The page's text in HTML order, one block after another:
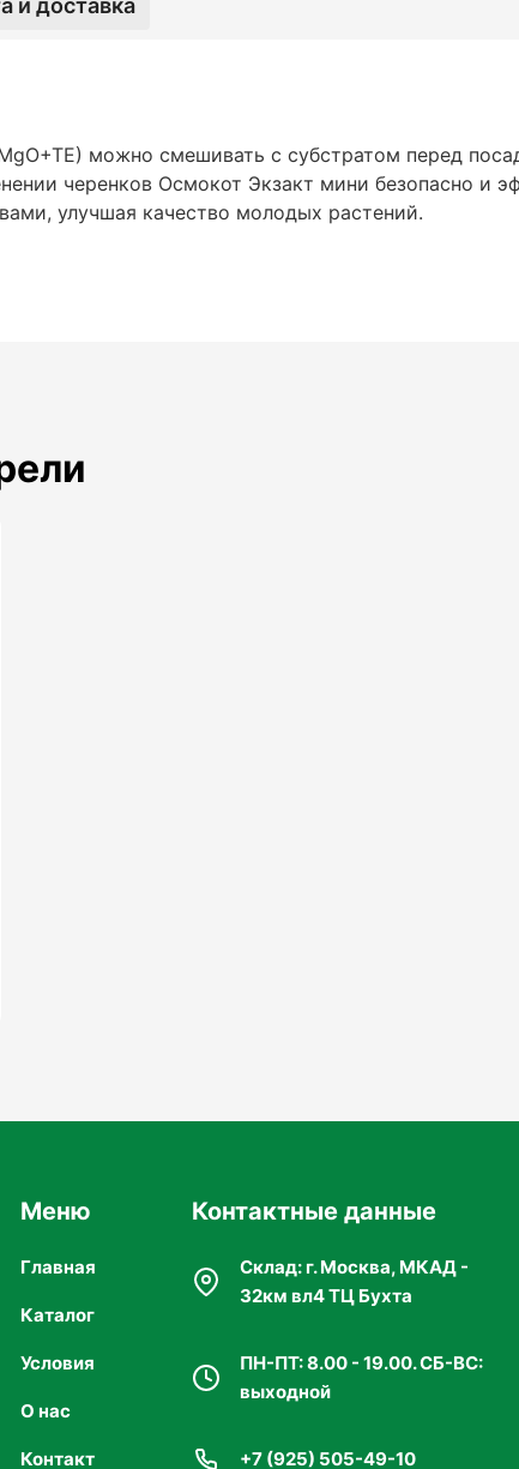
и доставка
можно смешивать с субстратом перед
черенков Осмокот Экзакт мини безопасно и
улучшая качество молодых растений.
Меню
Главная
Каталог
Условия
О нас
Контакт
Контактные данные
Склад: г. Москва, МКАД -
32км вл4 ТЦ Бухта
ПН-ПТ: 8.00 - 19.00. СБ-ВС:
выходной
+7 (925) 505-49-10